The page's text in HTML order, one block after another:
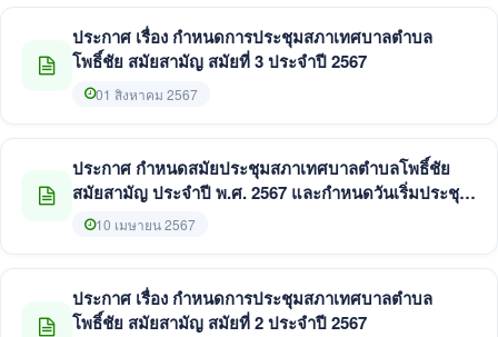
ประกาศ เรื่อง กำหนดการประชุมสภาเทศบาลตำบล
โพธิ์ชัย สมัยสามัญ สมัยที่ 3 ประจำปี 2567
01 สิงหาคม 2567
ประกาศ กำหนดสมัยประชุมสภาเทศบาลตำบลโพธิ์ชัย
สมัยสามัญ ประจำปี พ.ศ. 2567 และกำหนดวันเริ่มประชุม
สมัยสามัญ สมัยแรก ประจำปี พ.ศ. 2568
10 เมษายน 2567
ประกาศ เรื่อง กำหนดการประชุมสภาเทศบาลตำบล
โพธิ์ชัย สมัยสามัญ สมัยที่ 2 ประจำปี 2567